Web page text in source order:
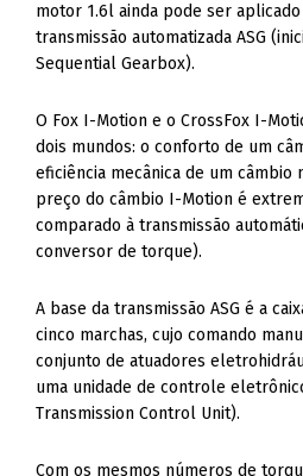
motor 1.6l ainda pode ser
transmissão automatizada ASG
Sequential Gearbox).
O Fox I-Motion e o CrossFox I-
dois mundos: o conforto de um
eficiência mecânica de um câmbio
preço do câmbio I-Motion é
comparado à transmissão
conversor de torque).
A base da transmissão ASG é a
cinco marchas, cujo comando
conjunto de atuadores
uma unidade de controle
Transmission Control Unit).
Com os mesmos números de